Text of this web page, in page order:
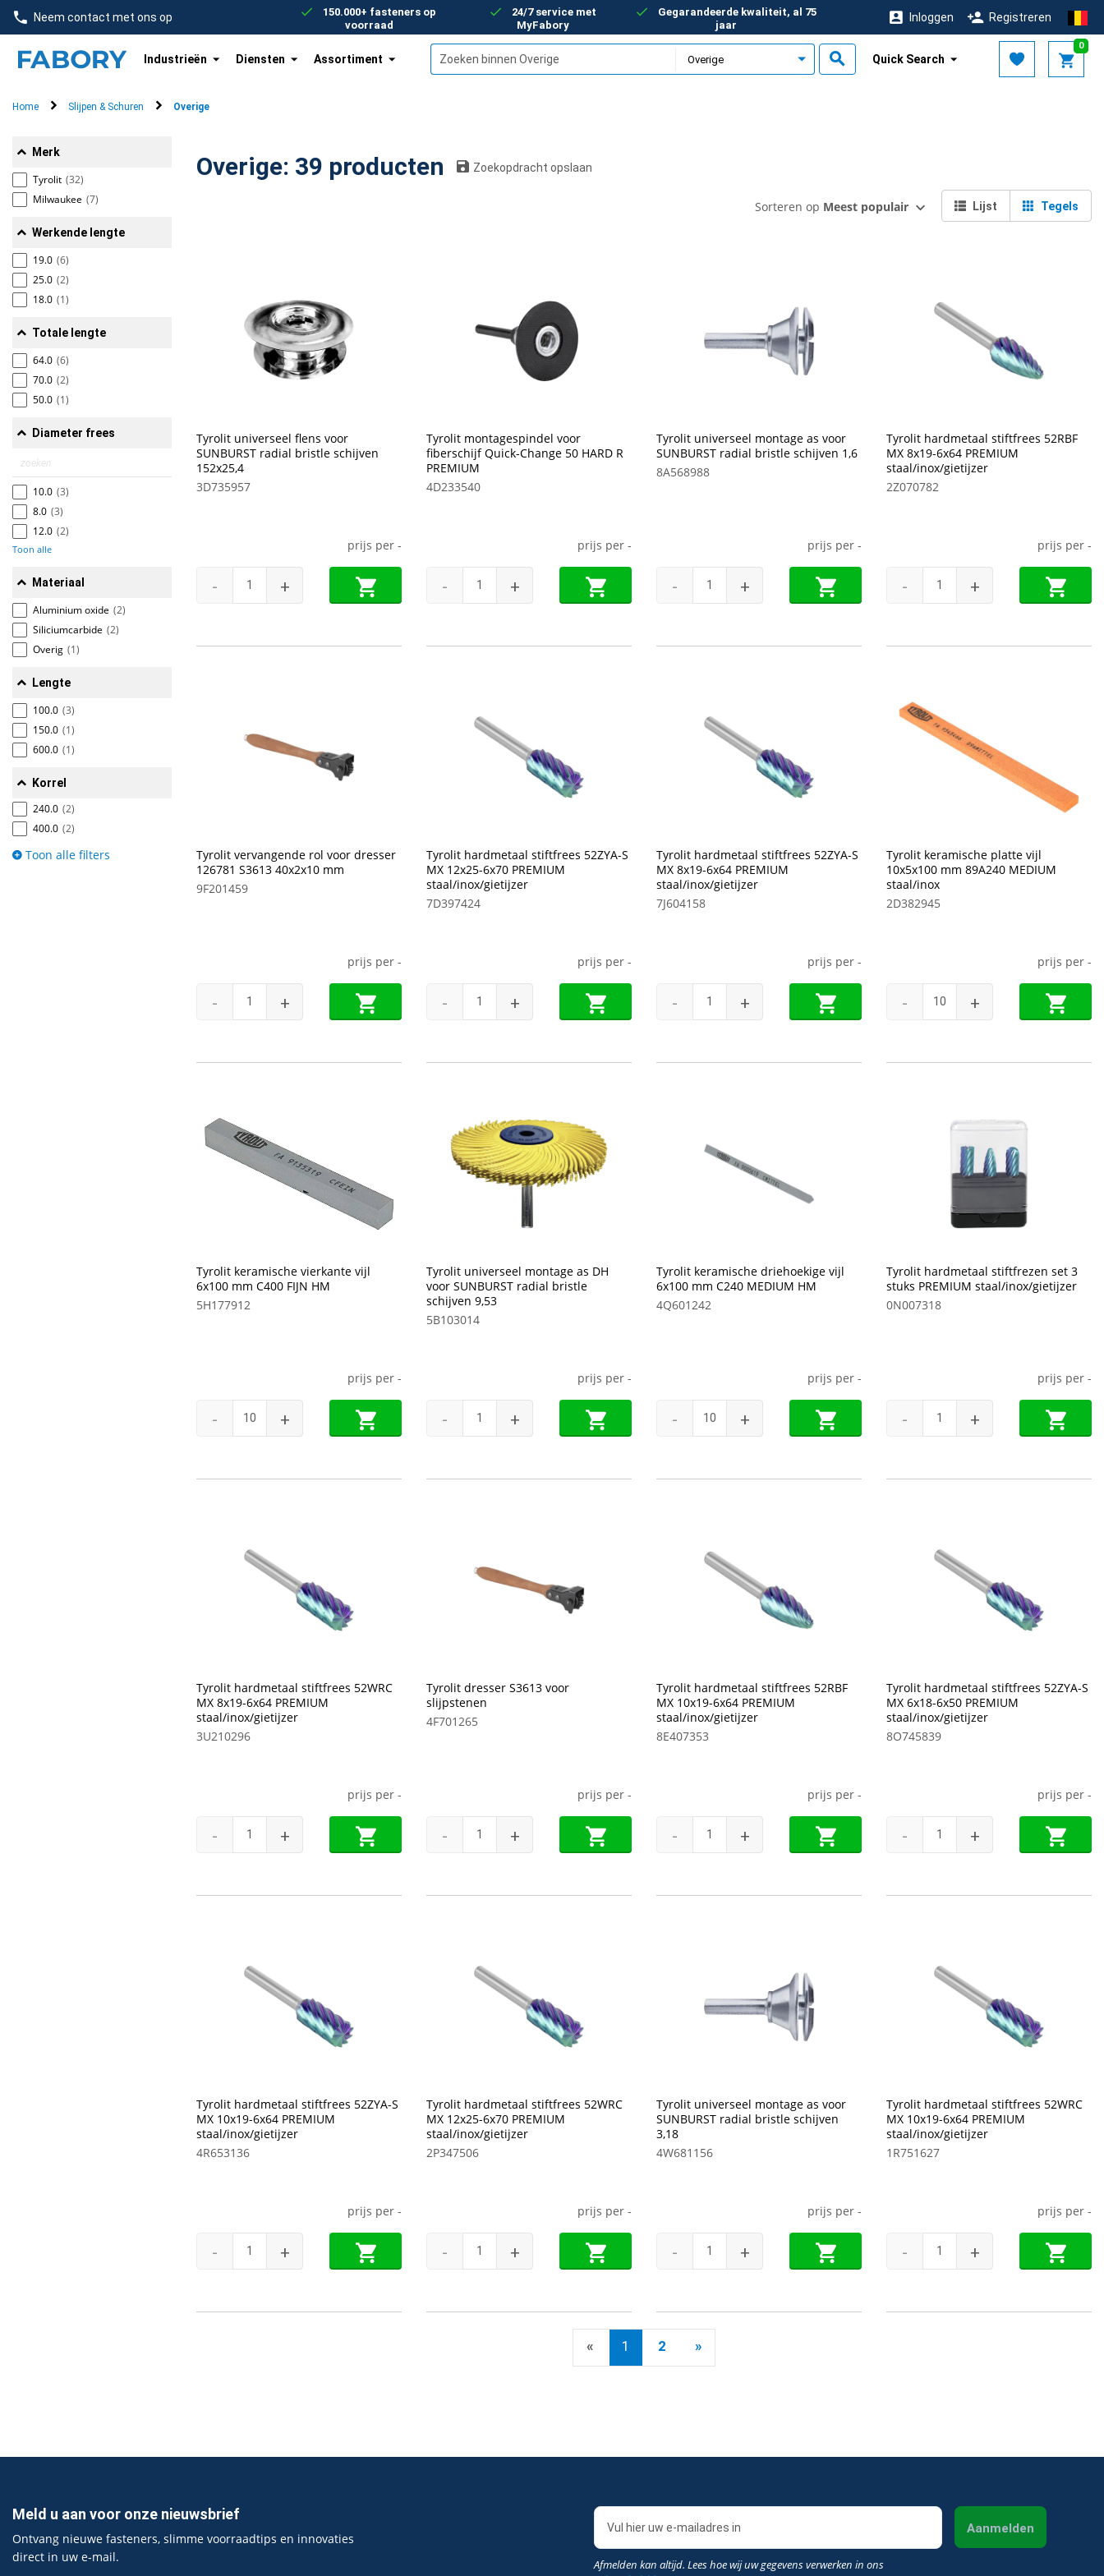
text.skipToContent
text.skipToNavigation
Neem contact met ons op
150.000+ fasteners op
voorraad
24/7 service met
MyFabory
Gegarandeerde kwaliteit, al 75
jaar
Inloggen Registreren
Industrieën Diensten Assortiment
0
Quick Search
Home Slijpen & Schuren Overige
Merk
Tyrolit (32)
Milwaukee (7)
Werkende lengte
19.0 (6)
25.0 (2)
18.0 (1)
Totale lengte
64.0 (6)
70.0 (2)
50.0 (1)
Diameter frees
10.0 (3)
8.0 (3)
12.0 (2)
Toon alle
Materiaal
Aluminium oxide (2)
Siliciumcarbide (2)
Overig (1)
Lengte
100.0 (3)
150.0 (1)
600.0 (1)
Korrel
240.0 (2)
400.0 (2)
Toon alle filters
Overige: 39 producten Zoekopdracht opslaan
Tegels
Lijst
Sorteren op Meest populair
Tyrolit universeel flens voor
SUNBURST radial bristle schijven
152x25,4
3D735957
prijs per -
- +
Tyrolit montagespindel voor
fiberschijf Quick-Change 50 HARD R
PREMIUM
4D233540
prijs per -
- +
Tyrolit universeel montage as voor
SUNBURST radial bristle schijven 1,6
8A568988
prijs per -
- +
Tyrolit hardmetaal stiftfrees 52RBF
MX 8x19-6x64 PREMIUM
staal/inox/gietijzer
2Z070782
prijs per -
- +
Tyrolit vervangende rol voor dresser
126781 S3613 40x2x10 mm
9F201459
prijs per -
- +
Tyrolit hardmetaal stiftfrees 52ZYA-S
MX 12x25-6x70 PREMIUM
staal/inox/gietijzer
7D397424
prijs per -
- +
Tyrolit hardmetaal stiftfrees 52ZYA-S
MX 8x19-6x64 PREMIUM
staal/inox/gietijzer
7J604158
prijs per -
- +
Tyrolit keramische platte vijl
10x5x100 mm 89A240 MEDIUM
staal/inox
2D382945
prijs per -
- +
Tyrolit keramische vierkante vijl
6x100 mm C400 FIJN HM
5H177912
prijs per -
- +
Tyrolit universeel montage as DH
voor SUNBURST radial bristle
schijven 9,53
5B103014
prijs per -
- +
Tyrolit keramische driehoekige vijl
6x100 mm C240 MEDIUM HM
4Q601242
prijs per -
- +
Tyrolit hardmetaal stiftfrezen set 3
stuks PREMIUM staal/inox/gietijzer
0N007318
prijs per -
- +
Tyrolit hardmetaal stiftfrees 52WRC
MX 8x19-6x64 PREMIUM
staal/inox/gietijzer
3U210296
prijs per -
- +
Tyrolit dresser S3613 voor
slijpstenen
4F701265
prijs per -
- +
Tyrolit hardmetaal stiftfrees 52RBF
MX 10x19-6x64 PREMIUM
staal/inox/gietijzer
8E407353
prijs per -
- +
Tyrolit hardmetaal stiftfrees 52ZYA-S
MX 6x18-6x50 PREMIUM
staal/inox/gietijzer
8O745839
prijs per -
- +
Tyrolit hardmetaal stiftfrees 52ZYA-S
MX 10x19-6x64 PREMIUM
staal/inox/gietijzer
4R653136
prijs per -
- +
Tyrolit hardmetaal stiftfrees 52WRC
MX 12x25-6x70 PREMIUM
staal/inox/gietijzer
2P347506
prijs per -
- +
Tyrolit universeel montage as voor
SUNBURST radial bristle schijven
3,18
4W681156
prijs per -
- +
Tyrolit hardmetaal stiftfrees 52WRC
MX 10x19-6x64 PREMIUM
staal/inox/gietijzer
1R751627
prijs per -
- +
« 1 2 »
Meld u aan voor onze nieuwsbrief
Ontvang nieuwe fasteners, slimme voorraadtips en innovaties
direct in uw e‑mail.
Afmelden kan altijd. Lees hoe wij uw gegevens verwerken in ons
Aanmelden